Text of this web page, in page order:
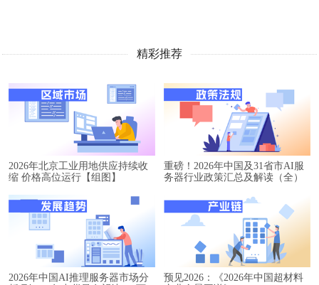
精彩推荐
2026年北京工业用地供应持续收
缩 价格高位运行【组图】
重磅！2026年中国及31省市AI服
务器行业政策汇总及解读（全）
2026年中国AI推理服务器市场分
预见2026：《2026年中国超材料